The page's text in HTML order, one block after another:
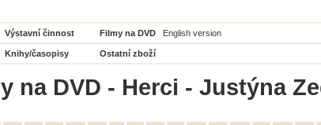
Výstavní činnost Filmy na DVD English version
Knihy/časopisy Ostatní zboží
na DVD - Herci - Justýna